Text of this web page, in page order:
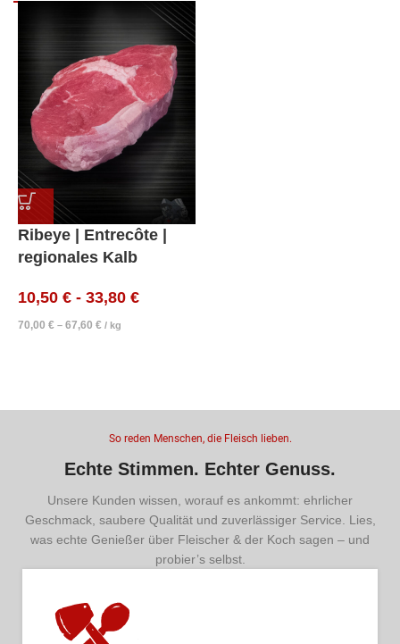
Ribeye | Entrecôte |
regionales Kalb
10,50 € - 33,80 €
70,00 € – 67,60 € / kg
So reden Menschen, die Fleisch lieben.
Echte Stimmen. Echter Genuss.
Unsere Kunden wissen, worauf es ankommt: ehrlicher
Geschmack, saubere Qualität und zuverlässiger Service. Lies,
was echte Genießer über Fleischer & der Koch sagen – und
probier’s selbst.